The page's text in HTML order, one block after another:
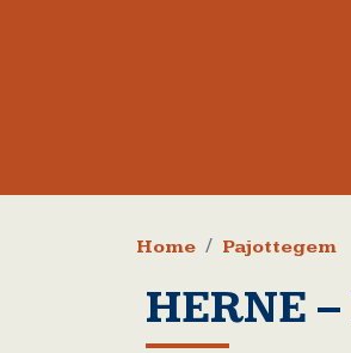
Kruimelpad
Home Pajottegem
HERNE